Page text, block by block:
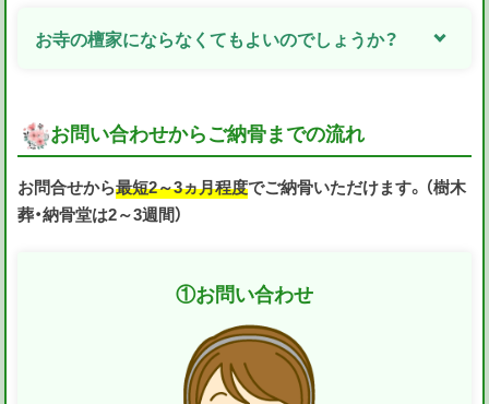
お寺の檀家にならなくてもよいのでしょうか？
お問い合わせからご納骨までの流れ
お問合せから最短2～3ヵ月程度でご納骨いただけます。（樹木
葬・納骨堂は2～3週間）
①お問い合わせ